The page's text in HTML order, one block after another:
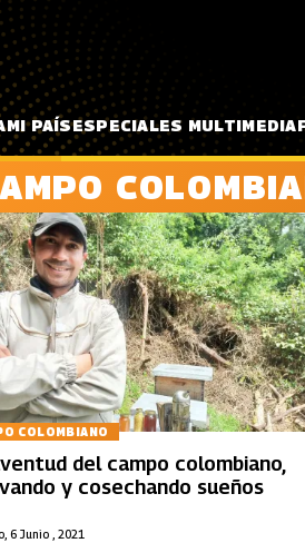
MI PAÍSESPECIALES MULTIMEDIA
COLOMBIANO
6 Junio , 2021
del campo colombiano,
y cosechando sueños